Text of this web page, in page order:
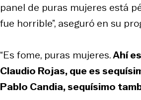
panel de puras mujeres está
fue horrible”, aseguró en su
“Es fome, puras mujeres.Ahí
Claudio Rojas, que es
Pablo Candia, sequísimo